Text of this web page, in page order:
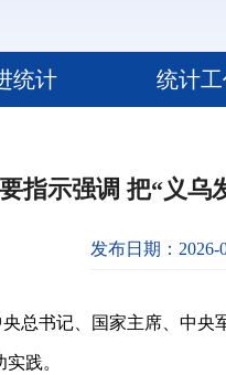
统计 统计
指示强调 把“义
发布日期：2026-
总书记、国家主席、中
践。